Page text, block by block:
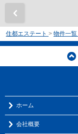
住都エステート > 物件一覧
ホーム
会社概要